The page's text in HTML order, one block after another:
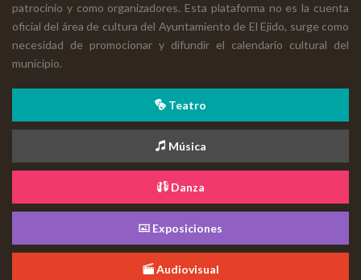
patrocinio y como organizadores. Esta plataforma no es la cuenta
oficial del área de cultura del Ayuntamiento de El Ejido, surge como
necesidad de promocionar y difundir el calendario cultural del
municipio.
Teatro
Música
Danza
Exposiciones
Audiovisual